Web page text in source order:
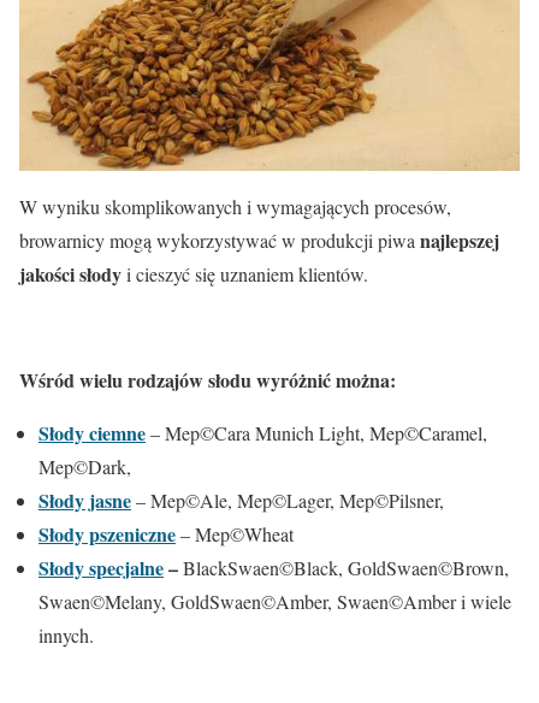
W wyniku skomplikowanych i wymagających procesów,
browarnicy mogą wykorzystywać w produkcji piwa najlepszej
jakości słodyi cieszyć się uznaniem klientów.
Wśród wielu rodzajów słodu wyróżnić można:
Słody ciemne– Mep©Cara Munich Light, Mep©Caramel,
Mep©Dark,
Słody jasne– Mep©Ale, Mep©Lager, Mep©Pilsner,
Słody pszeniczne– Mep©Wheat
Słody specjalne–BlackSwaen©Black, GoldSwaen©Brown,
Swaen©Melany, GoldSwaen©Amber, Swaen©Amber i wiele
innych.